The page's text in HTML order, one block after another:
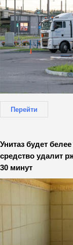
Перейти
Унитаз будет
средство удалит
30 минут